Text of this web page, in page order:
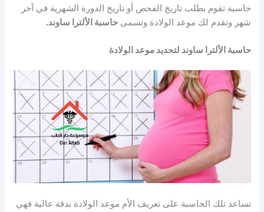
حاسبة تقوم بطلب تاريخ الفحص أو تاريخ الدورة الشهرية في آخر
شهر وتقدم لك موعد الولادة وتسمىحاسبة الألترا ساوند.
حاسبة الألترا ساوند لتحديد موعد الولادة
تساعد تلك الحاسبة على تعريف الأم موعد الولادة بدقة عالية فهي